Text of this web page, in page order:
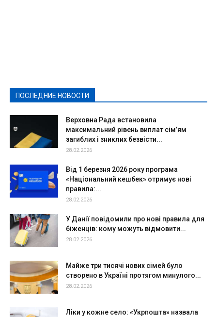
ПОСЛЕДНИЕ НОВОСТИ
Верховна Рада встановила
максимальний рівень виплат сім’ям
загиблих і зниклих безвісти...
28.02.2026
Від 1 березня 2026 року програма
«Національний кешбек» отримує нові
правила:...
28.02.2026
У Данії повідомили про нові правила для
біженців: кому можуть відмовити...
28.02.2026
Майже три тисячі нових сімей було
створено в Україні протягом минулого...
28.02.2026
Ліки у кожне село: «Укрпошта» назвала